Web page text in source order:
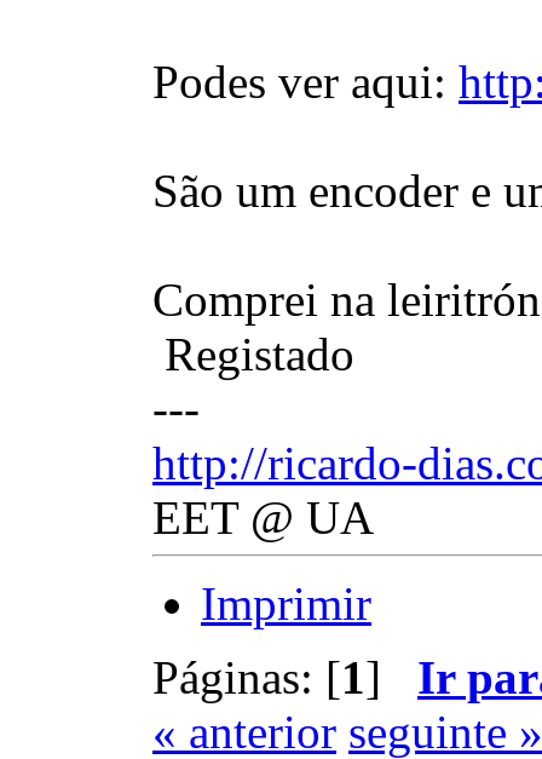
Podes ver aqui:
São um encoder e
Comprei na
Registado
---
http://ricardo-
EET @ UA
Imprimir
Páginas: [1] Ir
« anterior seguinte »